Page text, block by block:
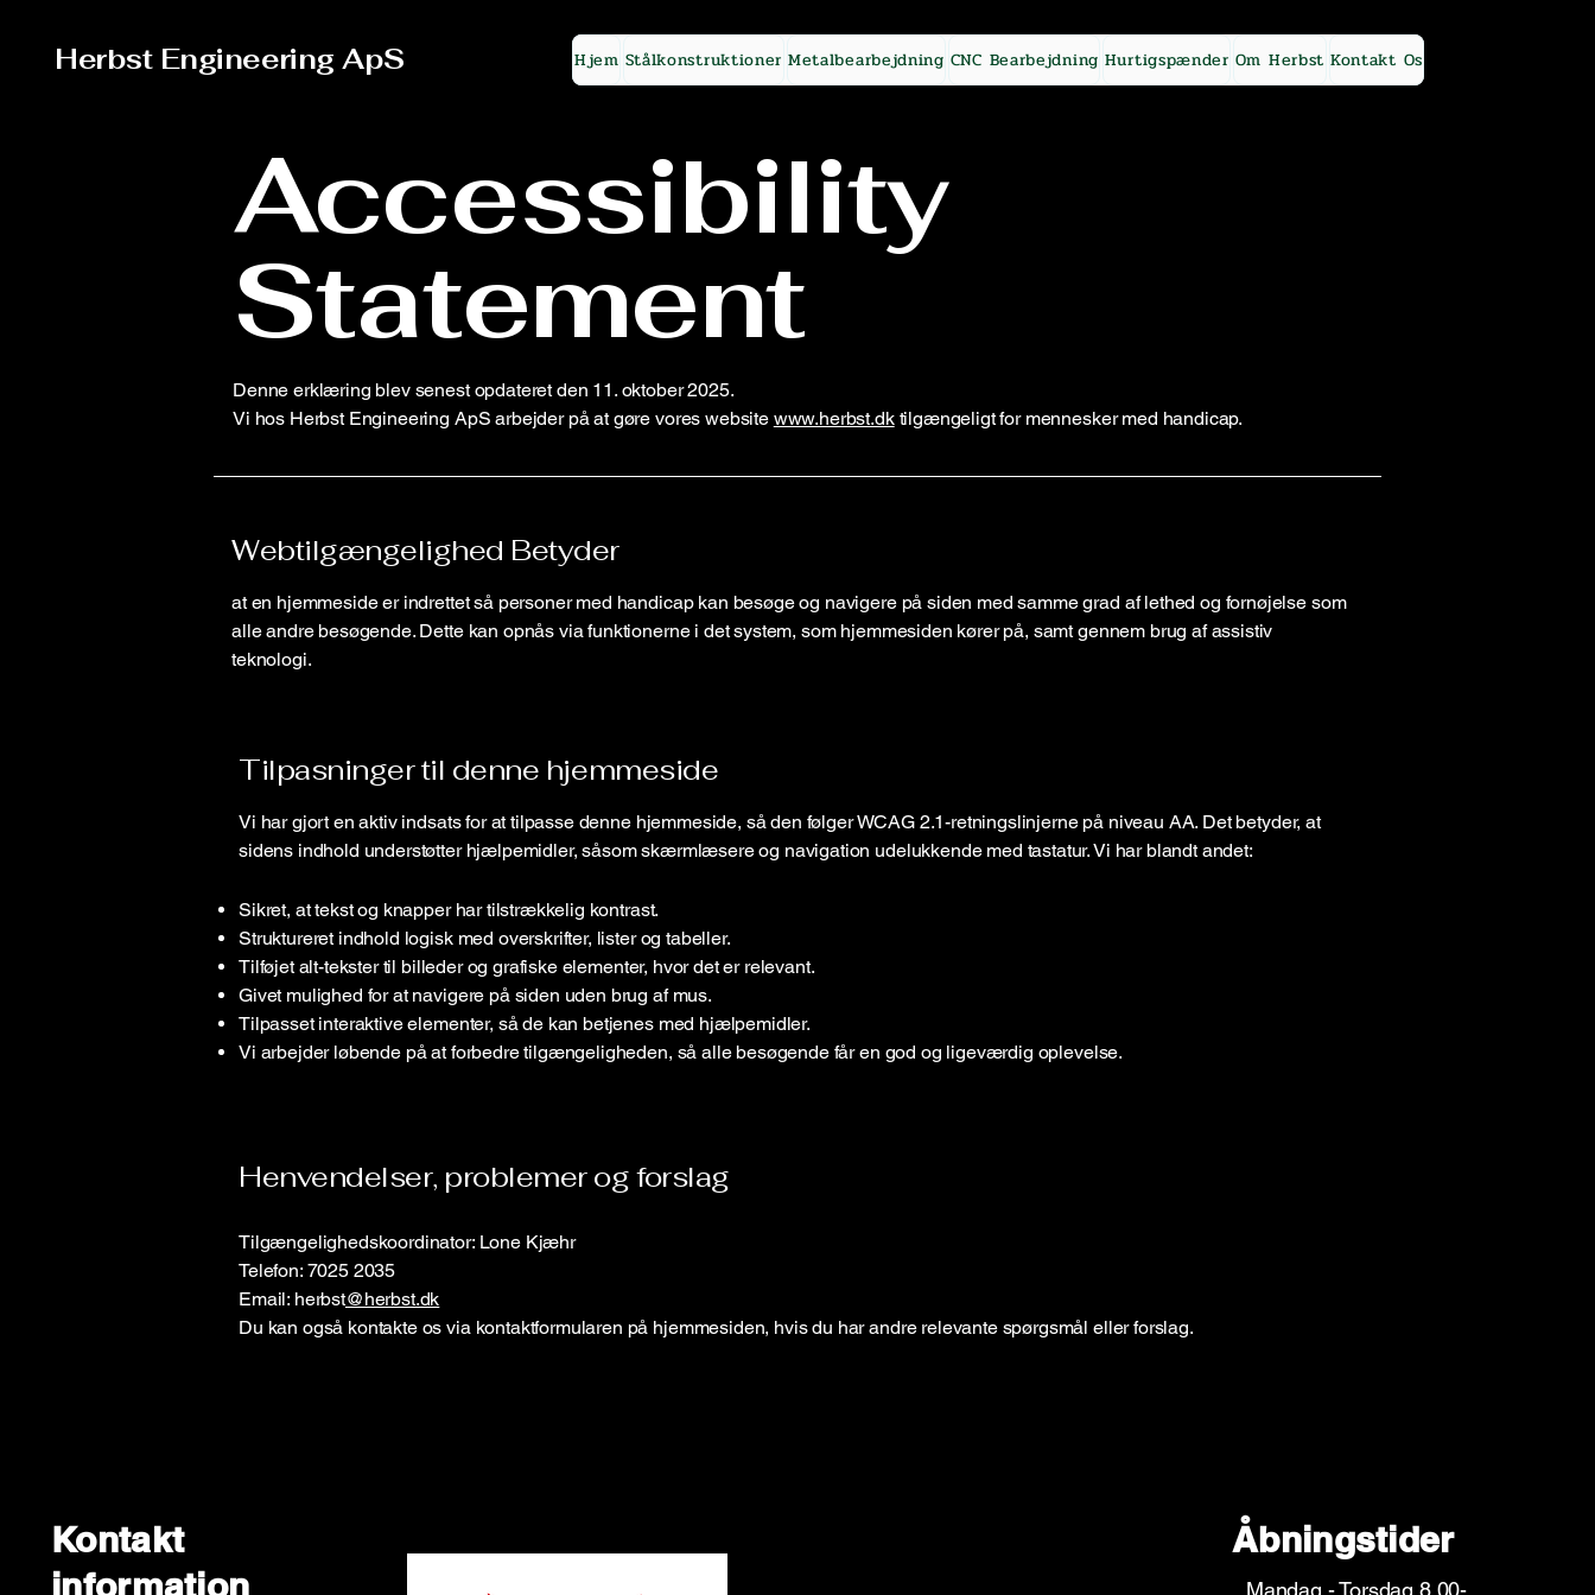
Herbst Engineering ApS Hjem Stålkonstruktioner Metalbearbejdning CNC Bearbejdning Hurtigspænder Om Herbst Kontakt Os
Accessibility
Statement
Denne erklæring blev senest opdateret den 11. oktober 2025.
Vi hos Herbst Engineering ApS arbejder på at gøre vores website www.herbst.dktilgængeligt for mennesker med handicap.
Webtilgængelighed Betyder
at en hjemmeside er indrettet så personer med handicap kan besøge og navigere på siden med samme grad af lethed og fornøjelse som
alle andre besøgende. Dette kan opnås via funktionerne i det system, som hjemmesiden kører på, samt gennem brug af assistiv
teknologi.
Tilpasninger til denne hjemmeside
Vi har gjort en aktiv indsats for at tilpasse denne hjemmeside, så den følger WCAG 2.1-retningslinjerne på niveau AA. Det betyder, at
sidens indhold understøtter hjælpemidler, såsom skærmlæsere og navigation udelukkende med tastatur. Vi har blandt andet:
Sikret, at tekst og knapper har tilstrækkelig kontrast.
Struktureret indhold logisk med overskrifter, lister og tabeller.
Tilføjet alt-tekster til billeder og grafiske elementer, hvor det er relevant.
Givet mulighed for at navigere på siden uden brug af mus.
Tilpasset interaktive elementer, så de kan betjenes med hjælpemidler.
Vi arbejder løbende på at forbedre tilgængeligheden, så alle besøgende får en god og ligeværdig oplevelse.
Henvendelser, problemer og forslag
Tilgængelighedskoordinator: Lone Kjæhr
Telefon: 7025 2035
Email: herbst@herbst.dk
Du kan også kontakte os via kontaktformularen på hjemmesiden, hvis du har andre relevante spørgsmål eller forslag.
Kontakt
information
Åbningstider
Mandag - Torsdag 8.00-